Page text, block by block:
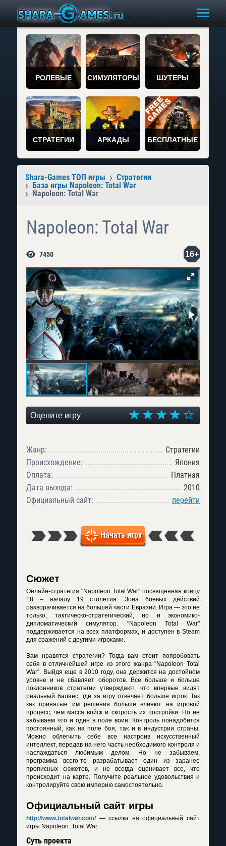
РОЛЕВЫЕ СИМУЛЯТОРЫ ШУТЕРЫ
СТРАТЕГИИ АРКАДЫ БЕСПЛАТНЫЕ
Shara-Games ТОП игры
Стратегии
База игры Napoleon: Total War
Napoleon: Total War
Napoleon: Total War
7450 16+
Оцените игру
Жанр:
Стратегии
Происхождение:
Япония
Оплата:
Платная
Дата выхода:
2010
Официальный сайт:
перейти
Начать игру
Сюжет
Онлайн-стратегия "Napoleon Total War" посвященная концу
18 – началу 19 столетия. Зона боевых действий
разворачивается на большей части Евразии. Игра — это не
только, тактическо-стратегический, но и экономико-
дипломатический симулятор. "Napoleon Total War"
поддерживается на всех платформах, и доступен в Steam
для сражений с другими игроками.
Вам нравятся стратегии? Тогда вам стоит попробовать
себя в отличнейшей игре из этого жанра "Napoleon Total
War". Выйдя еще в 2010 году, она держится на достойном
уровне и не сбавляет оборотов. Все больше и больше
поклонников стратегии утверждают, что впервые видят
реальный баланс, где за игру отвечает больше игрок. Так
как принятые им решения больше влияют на игровой
процесс, чем масса войск и скорость их постройки. Но не
забываем что и один в поле воин. Контроль понадобится
постоянный, как на поле боя, так и в индустрии страны.
Можно облегчить себе все настроив искусственный
интеллект, передав на него часть необходимого контроля и
наслаждаться любимым делом. Но не забываем,
программа всего-то разрабатывает один из заранее
прописных сюжетов, и не всегда оценивает все, что
происходит на карте. Получите реальное удовольствия и
контролируйте свою империю самостоятельно.
Официальный сайт игры
http://www.totalwar.com/— ссылка на официальный сайт
игры Napoleon: Total War.
Суть проекта